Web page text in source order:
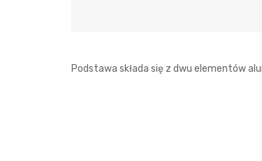
Podstawa składa się z dwu elementów